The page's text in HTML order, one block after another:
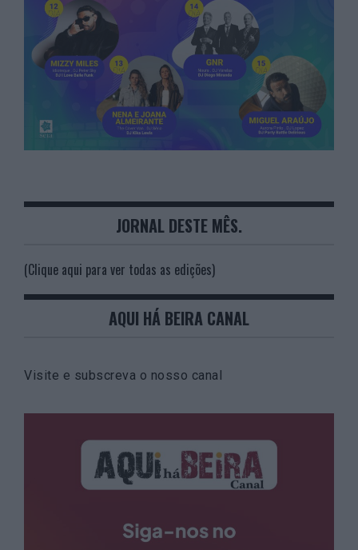
JORNAL DESTE MÊS.
(Clique aqui para ver todas as edições)
AQUI HÁ BEIRA CANAL
Visite e subscreva o nosso canal